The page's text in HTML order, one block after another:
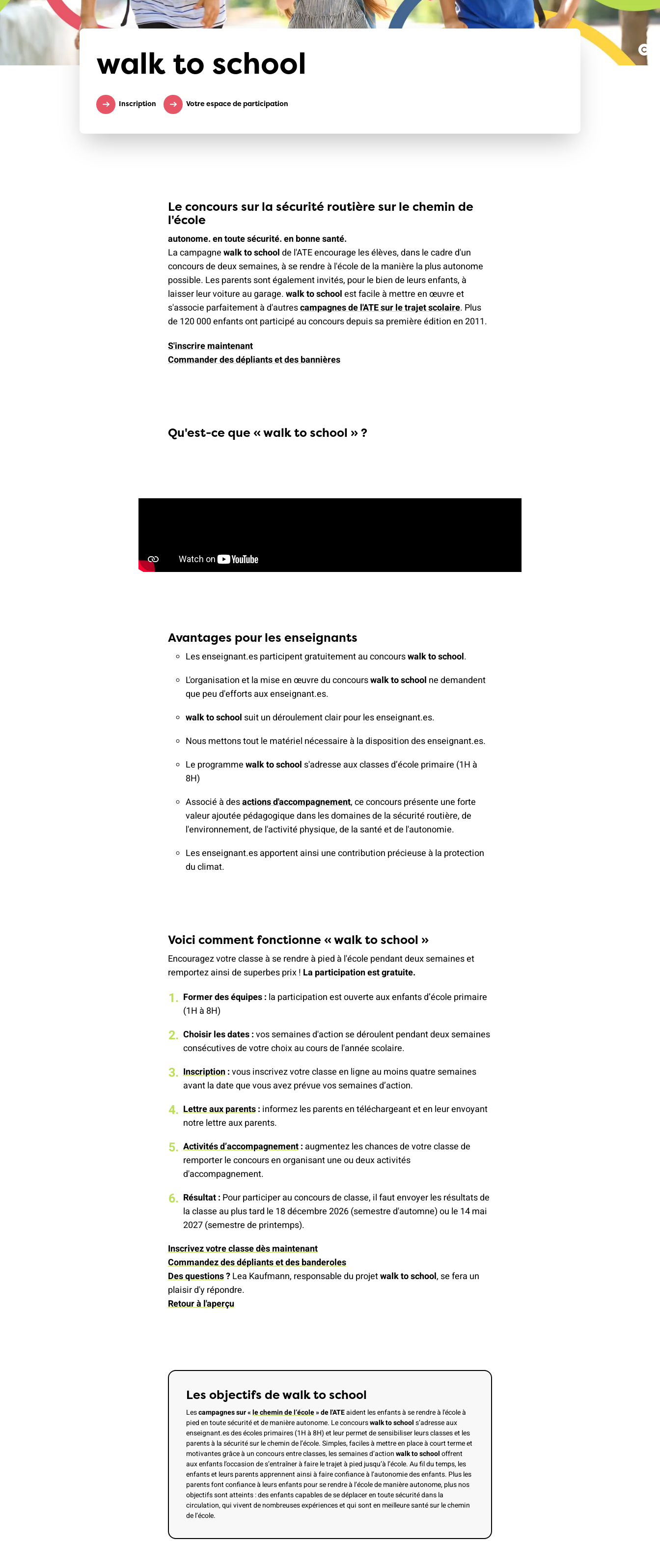
d'assurances
walk to school
Inscription Votre espace de participation
Le concours sur la sécurité routière sur le chemin de
l'école
autonome. en toute sécurité. en bonne santé.
La campagnewalk to schoolde l'ATE encourage les élèves, dans le cadre d'un
concours de deux semaines, à se rendre à l'école de la manière la plus autonome
possible. Les parents sont également invités, pour le bien de leurs enfants, à
laisser leur voiture au garage.walk to schoolest facile à mettre en œuvre et
s'associe parfaitement à d'autrescampagnes de l'ATE sur le trajet scolaire. Plus
de 120 000 enfants ont participé au concours depuis sa première édition en 2011.
S'inscrire maintenant
Commander des dépliants et des bannières
Qu'est-ce que « walk to school » ?
Avantages pour les enseignants
Les enseignant.es participent gratuitement au concourswalk to school.
L'organisation et la mise en œuvre du concourswalk to school ne demandent
que peu d'efforts aux enseignant.es.
walk to school suit un déroulement clair pour les enseignant.es.
Nous mettons tout le matériel nécessaire à la disposition des enseignant.es.
Le programmewalk to school s'adresse aux classes d’école primaire (1H à
8H)
Associé à desactions d'accompagnement, ce concours présente une forte
valeur ajoutée pédagogique dans les domaines de la sécurité routière, de
l'environnement, de l'activité physique, de la santé et de l'autonomie.
Les enseignant.es apportent ainsi une contribution précieuse à la protection
du climat.
Voici comment fonctionne « walk to school »
Encouragez votre classe à se rendre à pied à l'école pendant deux semaines et
remportez ainsi de superbes prix ! La participation est gratuite.
Former des équipes : la participation est ouverte aux enfants d’école primaire
(1H à 8H)
Choisir les dates :vos semaines d'action se déroulent pendant deux semaines
consécutives de votre choix au cours de l'année scolaire.
Inscription:vous inscrivez votre classe en ligne au moins quatre semaines
avant la date que vous avez prévue vos semaines d’action.
Lettre aux parents: informez les parents en téléchargeant et en leur envoyant
notre lettre aux parents.
Activités d’accompagnement: augmentez les chances de votre classe de
remporter le concours en organisant une ou deux activités
d'accompagnement.
Résultat : Pour participer au concours de classe, il faut envoyer les résultats de
la classe au plus tard le 18 décembre 2026 (semestre d'automne) ou le 14 mai
2027 (semestre de printemps).
Inscrivez votre classe dès maintenant
Commandez des dépliants et des banderoles
Des questions?Lea Kaufmann, responsable du projetwalk to school, se fera un
plaisir d'y répondre.
Retour à l'aperçu
Les objectifs de walk to school
Lescampagnes sur «le chemin de l’école» de l'ATEaident les enfants à se rendre à l'école à
pied en toute sécurité et de manière autonome. Le concourswalk to schools’adresse aux
enseignant.es des écoles primaires (1H à 8H) et leur permet de sensibiliser leurs classes et les
parents à la sécurité sur le chemin de l’école. Simples, faciles à mettre en place à court terme et
motivantes grâce à un concours entre classes, les semaines d’actionwalk to schooloffrent
aux enfants l’occasion de s’entraîner à faire le trajet à pied jusqu’à l’école. Au fil du temps, les
enfants et leurs parents apprennent ainsi à faire confiance à l’autonomie des enfants. Plus les
parents font confiance à leurs enfants pour se rendre à l’école de manière autonome, plus nos
objectifs sont atteints : des enfants capables de se déplacer en toute sécurité dans la
circulation, qui vivent de nombreuses expériences et qui sont en meilleure santé sur le chemin
de l’école.